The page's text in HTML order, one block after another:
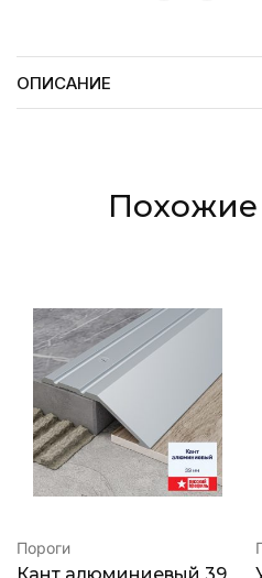
ОПИСАНИЕ
Похожие
Пороги
Кант алюминиевый 39